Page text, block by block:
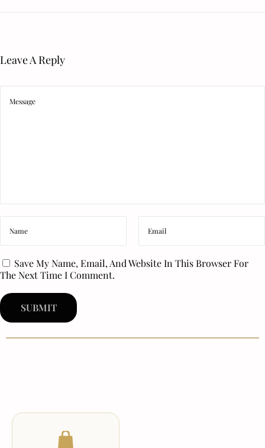
Leave A Reply
Save My Name, Email, And Website In This Browser For
The Next Time I Comment.